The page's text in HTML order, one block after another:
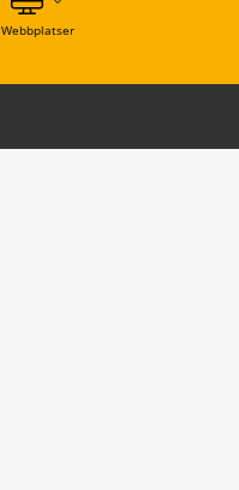
WebbplatserVisa våra andra webbplatser